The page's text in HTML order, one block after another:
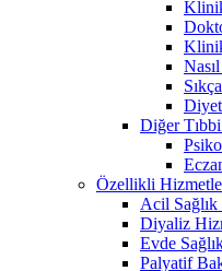
Diğer
Özellikli
Acil
Diyaliz
Evde
Palyatif